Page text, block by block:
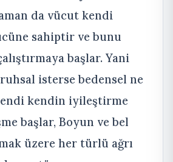
da vücut kendi
sahiptir ve bunu
başlar. Yani
isterse bedensel ne
kendin iyileştirme
başlar, Boyun ve bel
üzere her türlü ağrı